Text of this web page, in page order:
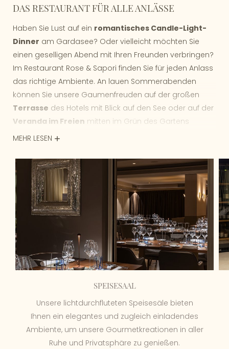
DAS RESTAURANT FÜR ALLE ANLÄSSE
Haben Sie Lust auf ein romantisches Candle-Light-
Dinner am Gardasee? Oder vielleicht möchten Sie
einen geselligen Abend mit Ihren Freunden verbringen?
Im Restaurant Rose & Sapori finden Sie für jeden Anlass
das richtige Ambiente. An lauen Sommerabenden
können Sie unsere Gaumenfreuden auf der großen
Terrasse des Hotels mit Blick auf den See oder auf der
Veranda im Freien mitten im Grün des Gartens
genießen, während in den anderen Jahreszeiten der
Blick auf den See eine bezaubernde Atmosphäre und
einen grandiosen Rahmen garantieren.
Öffnungszeiten:
Mittagessen: 12.30 - 14.00 Uhr - von Mittwoch bis
Sonntag
Abendessen: 19 - 22 Uhr - Von Dienstag bis Sonntag
Montags geschlossen
MEHR LESEN
SPEISESAAL
Unsere lichtdurchfluteten Speisesäle bieten
Ihnen ein elegantes und zugleich einladendes
Ambiente, um unsere Gourmetkreationen in aller
Ruhe und Privatsphäre zu genießen.